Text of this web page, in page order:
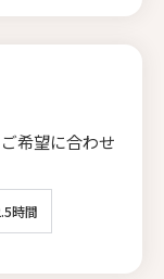
希望に合わせ
時間